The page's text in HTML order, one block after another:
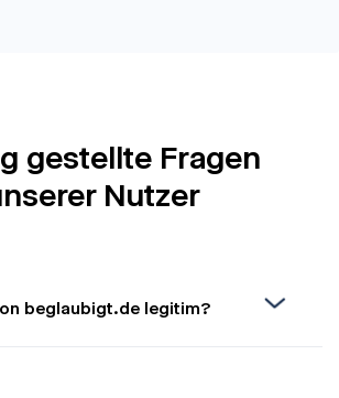
gestellte Fragen
Nutzer
beglaubigt.de legitim?